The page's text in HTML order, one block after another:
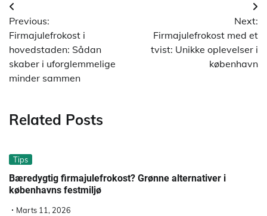
Indlægsnavigation
Previous:
Firmajulefrokost i
hovedstaden: Sådan
skaber i uforglemmelige
minder sammen
Next:
Firmajulefrokost med et
tvist: Unikke oplevelser i
københavn
Related Posts
Tips
Bæredygtig firmajulefrokost? Grønne alternativer i
københavns festmiljø
Marts 11, 2026